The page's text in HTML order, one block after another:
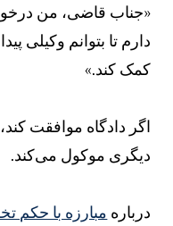
«جناب قاضی، من
دارم تا بتوانم وکیلی پیدا
کمک کند.»
اگر دادگاه موافقت کند،
دیگری موکول می‌کند.
دربارهمبارزه با حکم تخلیه